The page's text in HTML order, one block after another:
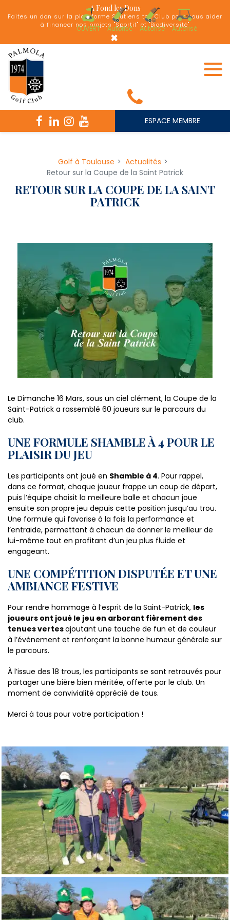
A Fond les Dons
Faites un don sur la plateforme Soutiens ton Club pour nous aider
à financer nos projets "Sportif" et "Biodiversité"
×
OUVERT Autorisé Autorisé Autorisé
ESPACE MEMBRE
Golf à Toulouse
Actualités
Retour sur la Coupe de la Saint Patrick
RETOUR SUR LA COUPE DE LA SAINT
PATRICK
Le Dimanche 16 Mars, sous un ciel clément, la Coupe de la
Saint-Patrick a rassemblé 60 joueurs sur le parcours du
club.
UNE FORMULE SHAMBLE À 4 POUR LE
PLAISIR DU JEU
Les participants ont joué en Shamble à 4. Pour rappel,
dans ce format, chaque joueur frappe un coup de départ,
puis l’équipe choisit la meilleure balle et chacun joue
ensuite son propre jeu depuis cette position jusqu’au trou.
Une formule qui favorise à la fois la performance et
l’entraide, permettant à chacun de donner le meilleur de
lui-même tout en profitant d’un jeu plus fluide et
engageant.
UNE COMPÉTITION DISPUTÉE ET UNE
AMBIANCE FESTIVE
Pour rendre hommage à l’esprit de la Saint-Patrick, les
joueurs ont joué le jeu en arborant fièrement des
tenues vertesajoutant une touche de fun et de couleur
à l’événement et renforçant la bonne humeur générale sur
le parcours.
À l’issue des 18 trous, les participants se sont retrouvés pour
partager une bière bien méritée, offerte par le club. Un
moment de convivialité apprécié de tous.
Merci à tous pour votre participation !
Panneau de gestion des cookies